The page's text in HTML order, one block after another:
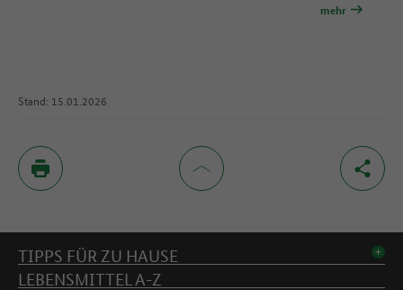
mehr
Stand: 15.01.2026
Inhaltsverzeichnis
TIPPS FÜR ZU HAUSE
LEBENSMITTEL A-Z